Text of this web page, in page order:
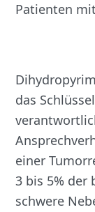
Patienten
das
einer
3 bis 5% der
schwere